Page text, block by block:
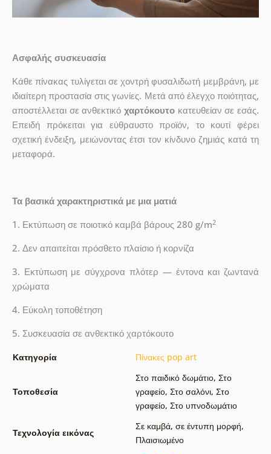
Ασφαλής συσκευασία
Κάθε πίνακας τυλίγεται σε χοντρή φυσαλιδωτή μεμβράνη, με
ιδιαίτερη προστασία στις γωνίες. Μετά από έλεγχο ποιότητας,
αποστέλλεται σε ανθεκτικό χαρτόκουτο κατευθείαν σε εσάς.
Επειδή πρόκειται για εύθραυστο προϊόν, το κουτί φέρει
σχετική ένδειξη, μειώνοντας έτσι τον κίνδυνο ζημιάς κατά τη
μεταφορά.
Τα βασικά χαρακτηριστικά με μια ματιά
1. Εκτύπωση σε ποιοτικό καμβά βάρους 280 g/m2
2. Δεν απαιτείται πρόσθετο πλαίσιο ή κορνίζα
3. Εκτύπωση με σύγχρονα πλότερ — έντονα και ζωντανά
χρώματα
4. Εύκολη τοποθέτηση
5. Συσκευασία σε ανθεκτικό χαρτόκουτο
Κατηγορία Πίνακες pop art
Τοποθεσία
Στο παιδικό δωμάτιο, Στο
γραφείο, Στο σαλόνι, Στο
γραφείο, Στο υπνοδωμάτιο
Τεχνολογία εικόνας
Σε καμβά, σε έντυπη μορφή,
Πλαισιωμένο